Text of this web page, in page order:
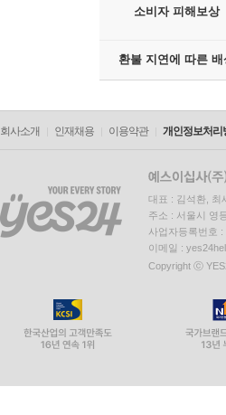
소비자 피해보상
환불 지연에 따른 배
회사소개 인재채용 이용약관 개인정보처리
대표 : 김석환, 최
주소 : 서울시 영
사업자등록번호
이메일 :
Copyright ⓒ